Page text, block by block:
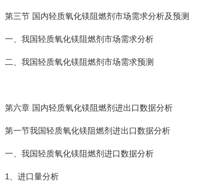
第三节 国内轻质氧化镁阻燃剂市场需求分析及预测
一、我国轻质氧化镁阻燃剂市场需求分析
二、我国轻质氧化镁阻燃剂市场需求预测
第六章 国内轻质氧化镁阻燃剂进出口数据分析
第一节我国轻质氧化镁阻燃剂进出口数据分析
一、我国轻质氧化镁阻燃剂进口数据分析
1、进口量分析